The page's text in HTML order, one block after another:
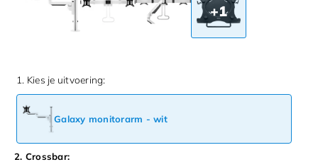
+1
1. Kies je uitvoering:
Galaxy monitorarm - wit
2. Crossbar: